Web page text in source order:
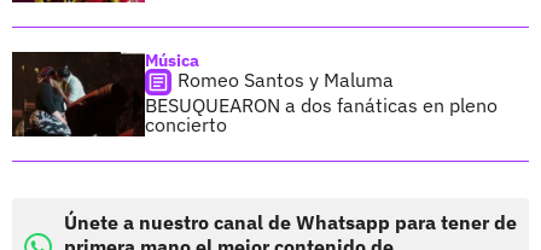
Música
Romeo Santos y Maluma
BESUQUEARON a dos fanáticas en pleno
concierto
Únete a nuestro canal de Whatsapp para tener de